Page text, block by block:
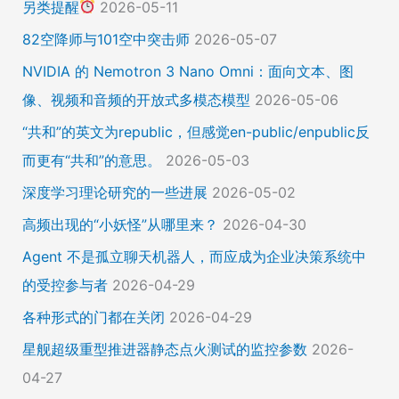
另类提醒
2026-05-11
82空降师与101空中突击师 2026-05-07
NVIDIA 的 Nemotron 3 Nano Omni：面向文本、图
像、视频和音频的开放式多模态模型 2026-05-06
“共和”的英文为republic，但感觉en-public/enpublic反
而更有“共和”的意思。
2026-05-03
深度学习理论研究的一些进展 2026-05-02
高频出现的“小妖怪”从哪里来？ 2026-04-30
Agent 不是孤立聊天机器人，而应成为企业决策系统中
的受控参与者 2026-04-29
各种形式的门都在关闭 2026-04-29
星舰超级重型推进器静态点火测试的监控参数 2026-
04-27